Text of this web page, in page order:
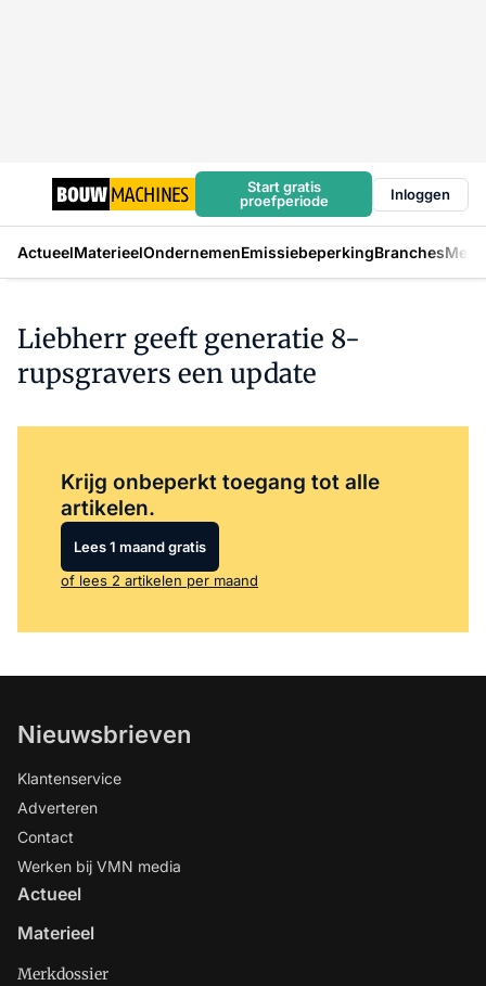
Start gratis
proefperiode
Inloggen
ActueelMaterieelOndernemenEmissiebeperkingBranches
Liebherr geeft generatie 8-
rupsgravers een update
Krijg onbeperkt toegang tot alle
artikelen.
Lees 1 maand gratis
of lees 2 artikelen per maand
Nieuwsbrieven
Klantenservice
Adverteren
Contact
Werken bij VMN media
Actueel
Materieel
Merkdossier